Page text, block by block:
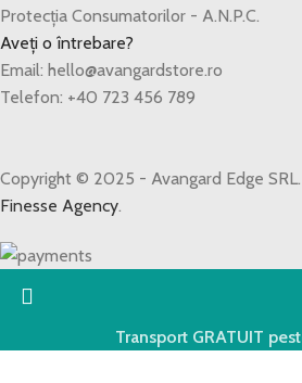
Protecția Consumatorilor - A.N.P.C.
Aveți o întrebare?
Email: hello@avangardstore.ro
Telefon: +40 723 456 789
Copyright © 2025 - Avangard Edge
Finesse Agency.
Transport GRATUIT